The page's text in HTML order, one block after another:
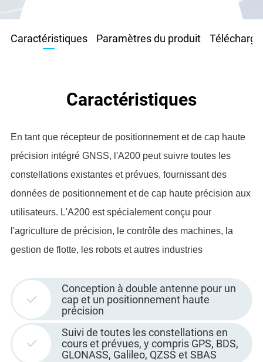
Caractéristiques Paramètres du produit
Caractéristiques
En tant que récepteur de positionnement et de cap haute
précision intégré GNSS, l'A200 peut suivre toutes les
constellations existantes et prévues, fournissant des
données de positionnement et de cap haute précision aux
utilisateurs. L'A200 est spécialement conçu pour
l'agriculture de précision, le contrôle des machines, la
gestion de flotte, les robots et autres industries
Conception à double antenne pour un
cap et un positionnement haute
précision
Suivi de toutes les constellations en
cours et prévues, y compris GPS, BDS,
GLONASS, Galileo, QZSS et SBAS